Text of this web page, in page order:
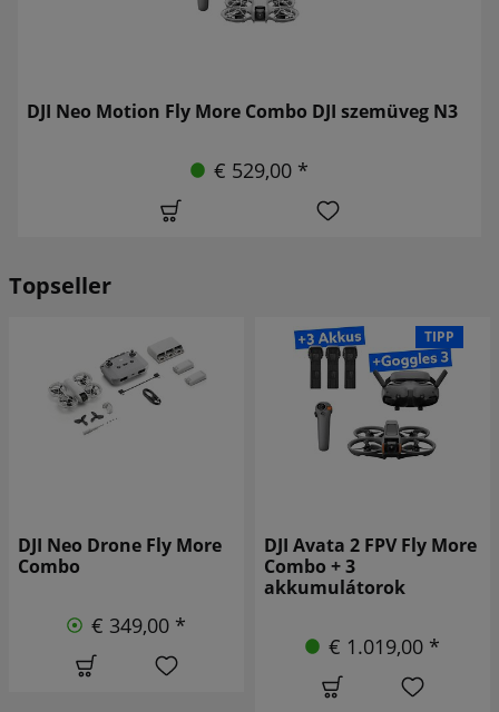
DJI Neo Motion Fly More Combo DJI szemüveg N3
€ 529,00 *
Topseller
DJI Avata 2 FPV Fly More
Combo + 3
DJI Neo 2 drón